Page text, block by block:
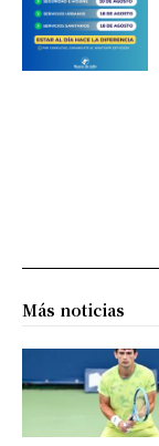
Más noticias